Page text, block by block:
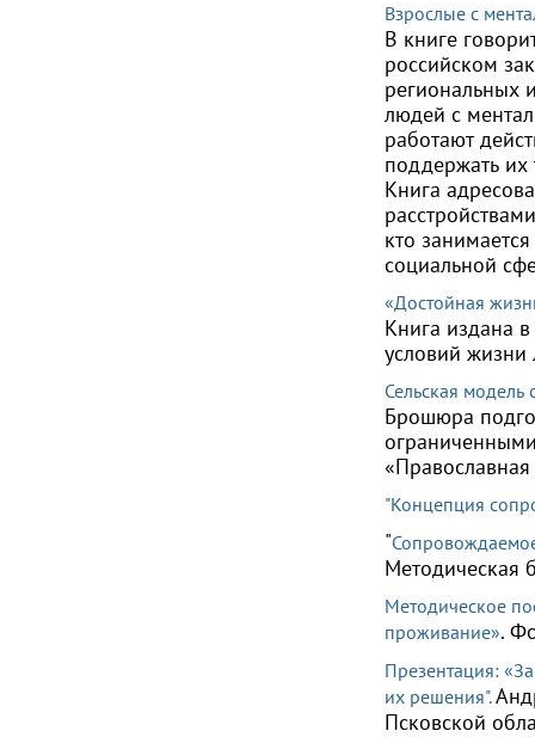
Взрослые с
В книге
российском
региональных
людей с
работают
поддержать их
Книга
кто
социальной
«Достойная
Книга издана
условий жизни
Сельская
Брошюра
"Концепция
"
Методическая
Методическое
проживание».
Презентация:
их решения".
Псковской